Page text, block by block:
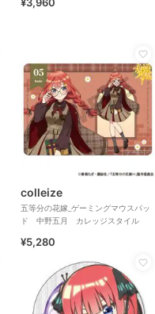
colleize
五等分の花嫁_ゲーミングマウスパッ
ド 中野五月 カレッジスタイル
¥5,280